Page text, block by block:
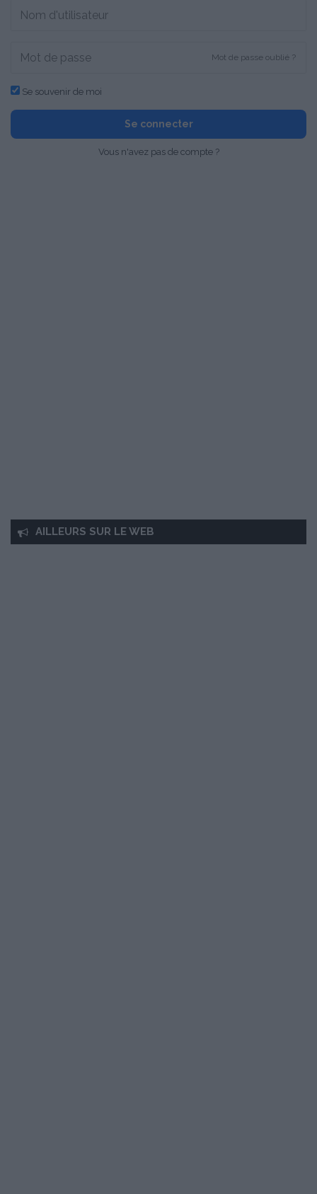
Mot de passe oublié ?
Se souvenir de moi
Se connecter
Vous n'avez pas de compte ?
AILLEURS SUR LE WEB